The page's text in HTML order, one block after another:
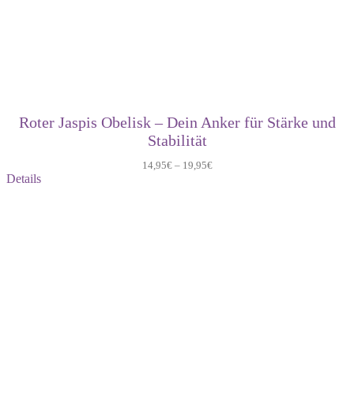
Roter Jaspis Obelisk – Dein Anker für Stärke und
Stabilität
14,95€– 19,95€
Details